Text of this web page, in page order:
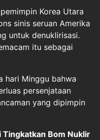
Korea Utara
sinis seruan Amerika
untuk denuklirisasi.
itu sebagai
hari Minggu bahwa
persenjataan
yang dipimpin
Tingkatkan Bom Nuklir